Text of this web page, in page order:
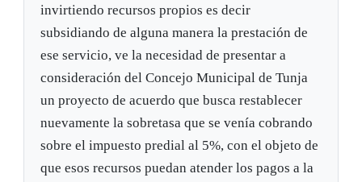
invirtiendo recursos propios es decir
subsidiando de alguna manera la prestación de
ese servicio, ve la necesidad de presentar a
consideración del Concejo Municipal de Tunja
un proyecto de acuerdo que busca restablecer
nuevamente la sobretasa que se venía cobrando
sobre el impuesto predial al 5%, con el objeto de
que esos recursos puedan atender los pagos a la